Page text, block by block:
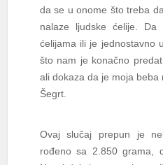
da se u onome što treba
nalaze ljudske ćelije.
ćelijama ili je jednostavno
što nam je konačno
ali dokaza da je moja
Šegrt.
Ovaj slučaj prepun je
rođeno sa 2.850 grama,